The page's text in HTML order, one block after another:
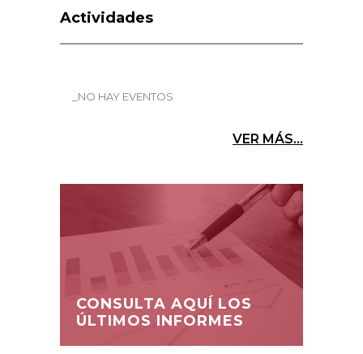
Actividades
_NO HAY EVENTOS
VER MÁS...
CONSULTA AQUÍ LOS
ÚLTIMOS INFORMES